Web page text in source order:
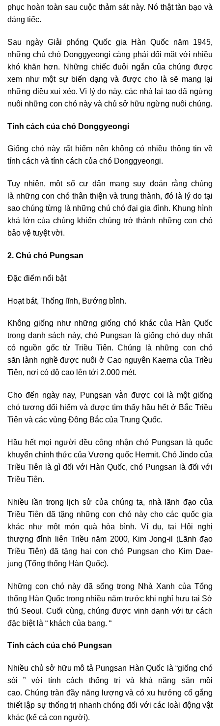
phục hoàn toàn sau cuộc thảm sát này. Nó thật tàn bạo và
đáng tiếc.
Sau ngày Giải phóng Quốc gia Hàn Quốc năm 1945,
những chú chó Donggyeongi càng phải đối mặt với nhiều
khó khăn hơn. Những chiếc đuôi ngắn của chúng được
xem như một sự biến dạng và được cho là sẽ mang lại
những điều xui xẻo. Vì lý do này, các nhà lai tạo đã ngừng
nuôi những con chó này và chủ sở hữu ngừng nuôi chúng.
Tính cách của chó Donggyeongi
Giống chó này rất hiếm nên không có nhiều thông tin về
tính cách và tính cách của chó Donggyeongi.
Tuy nhiên, một số cư dân mạng suy đoán rằng chúng
là những con chó thân thiện và trung thành, đó là lý do tại
sao chúng từng là những chú chó đại gia đình. Khung hình
khá lớn của chúng khiến chúng trở thành những con chó
bảo vệ tuyệt vời.
2. Chú chó Pungsan
Đặc điểm nổi bật
Hoạt bát, Thống lĩnh, Bướng bỉnh.
Không giống như những giống chó khác của Hàn Quốc
trong danh sách này, chó Pungsan là giống chó duy nhất
có nguồn gốc từ Triều Tiên. Chúng là những con chó
săn lành nghề được nuôi ở Cao nguyên Kaema của Triều
Tiên, nơi có độ cao lên tới 2.000 mét.
Cho đến ngày nay, Pungsan vẫn được coi là một giống
chó tương đối hiếm và được tìm thấy hầu hết ở Bắc Triều
Tiên và các vùng Đông Bắc của Trung Quốc.
Hầu hết mọi người đều công nhận chó Pungsan là quốc
khuyển chính thức của Vương quốc Hermit. Chó Jindo của
Triều Tiên là gì đối với Hàn Quốc, chó Pungsan là đối với
Triều Tiên.
Nhiều lần trong lịch sử của chúng ta, nhà lãnh đạo của
Triều Tiên đã tặng những con chó này cho các quốc gia
khác như một món quà hòa bình. Ví dụ, tại Hội nghị
thượng đỉnh liên Triều năm 2000, Kim Jong-il (Lãnh đạo
Triều Tiên) đã tặng hai con chó Pungsan cho Kim Dae-
jung (Tổng thống Hàn Quốc).
Những con chó này đã sống trong Nhà Xanh của Tổng
thống Hàn Quốc trong nhiều năm trước khi nghỉ hưu tại Sở
thú Seoul. Cuối cùng, chúng được vinh danh với tư cách
đặc biệt là “ khách của bang. “
Tính cách của chó Pungsan
Nhiều chủ sở hữu mô tả Pungsan Hàn Quốc là “giống chó
sói ” với tính cách thống trị và khả năng săn mồi
cao. Chúng tràn đầy năng lượng và có xu hướng cố gắng
thiết lập sự thống trị nhanh chóng đối với các loài động vật
khác (kể cả con người).